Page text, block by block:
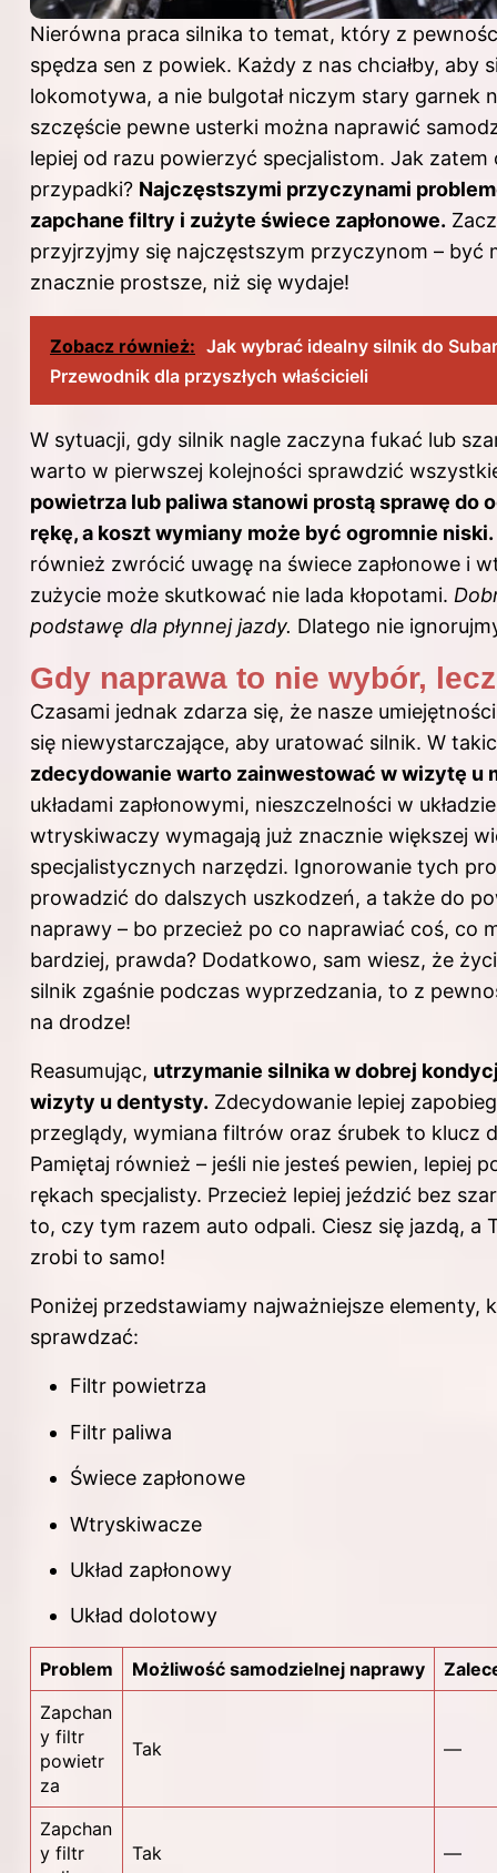
Nierówna praca silnika to temat, który z
spędza sen z powiek. Każdy z nas chciałby, aby
lokomotywa, a nie bulgotał niczym stary garnek
szczęście pewne usterki można naprawić
lepiej od razu powierzyć specjalistom. Jak
przypadki? Najczęstszymi przyczynami
zapchane filtry i zużyte świece zapłonowe.
przyjrzyjmy się najczęstszym przyczynom – być
znacznie prostsze, niż się wydaje!
Zobacz również: Jak wybrać idealny silnik do
Przewodnik dla przyszłych właścicieli
W sytuacji, gdy silnik nagle zaczyna fukać lub
warto w pierwszej kolejności sprawdzić
powietrza lub paliwa stanowi prostą sprawę do
rękę, a koszt wymiany może być ogromnie niski.
również zwrócić uwagę na świece zapłonowe i
zużycie może skutkować nie lada kłopotami.
podstawę dla płynnej jazdy. Dlatego nie
Gdy naprawa to nie wybór,
Czasami jednak zdarza się, że nasze
się niewystarczające, aby uratować silnik. W
zdecydowanie warto zainwestować w wizytę u
układami zapłonowymi, nieszczelności w
wtryskiwaczy wymagają już znacznie większej
specjalistycznych narzędzi. Ignorowanie tych
prowadzić do dalszych uszkodzeń, a także do
naprawy – bo przecież po co naprawiać coś, co
bardziej, prawda? Dodatkowo, sam wiesz, że
silnik zgaśnie podczas wyprzedzania, to z
na drodze!
Reasumując, utrzymanie silnikaw dobrej
wizyty u dentysty. Zdecydowanie lepiej
przeglądy, wymiana filtrów oraz śrubek to klucz
Pamiętaj również – jeśli nie jesteś pewien, lepiej
rękach specjalisty. Przecież lepiej jeździć bez
to, czy tym razem auto odpali. Ciesz się jazdą, a
zrobi to samo!
Poniżej przedstawiamy najważniejsze elementy,
sprawdzać:
Filtr powietrza
Filtr paliwa
Świece zapłonowe
Wtryskiwacze
Układ zapłonowy
Układ dolotowy
Problem Możliwość samodzielnej naprawy
Zapchan
y filtr
powietr
za
Tak —
Zapchan
y filtr
Tak —